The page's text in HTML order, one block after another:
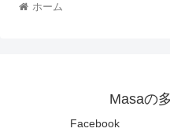
ホーム
Masaの
Facebook